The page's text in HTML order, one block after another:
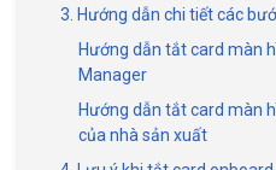
3. Hướng dẫn chi tiết các
Hướng dẫn tắt card màn
Manager
Hướng dẫn tắt card màn
của nhà sản xuất